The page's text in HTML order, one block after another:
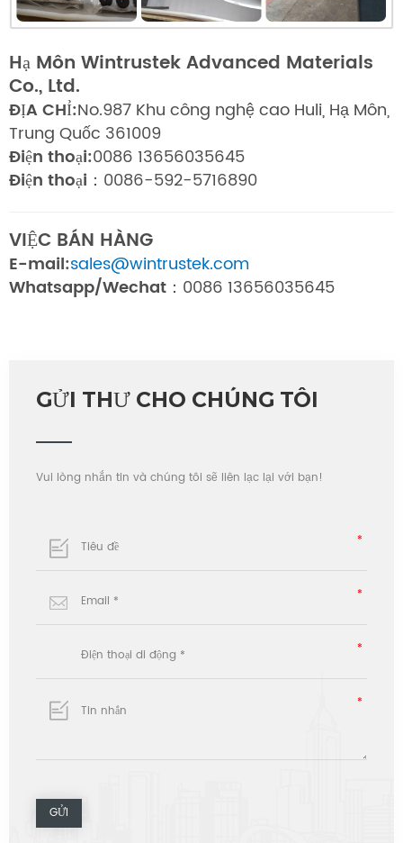
Hạ Môn Wintrustek Advanced Materials
Co., Ltd.
ĐỊA CHỈ:No.987 Khu công nghệ cao Huli, Hạ Môn,
Trung Quốc 361009
Điện thoại:0086 13656035645
Điện thoại： 0086-592-5716890
VIỆC BÁN HÀNG
E-mail:sales@wintrustek.com
Whatsapp/Wechat： 0086 13656035645
GỬI THƯ CHO CHÚNG TÔI
Vui lòng nhắn tin và chúng tôi sẽ liên lạc lại với bạn!